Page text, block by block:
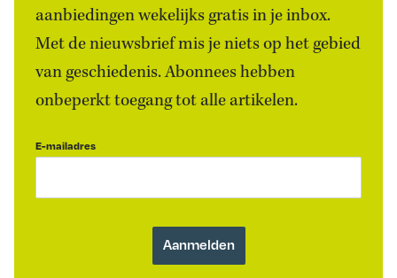
aanbiedingen wekelijks gratis in je inbox.
Met de nieuwsbrief mis je niets op het gebied
van geschiedenis. Abonnees hebben
onbeperkt toegang tot alle artikelen.
E-mailadres